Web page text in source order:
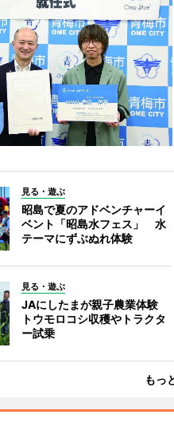
見る・遊ぶ
昭島で夏のアドベンチャーイ
ベント「昭島水フェス」 水
テーマにずぶぬれ体験
見る・遊ぶ
JAにしたまが親子農業体験
トウモロコシ収穫やトラクタ
ー試乗
もっ